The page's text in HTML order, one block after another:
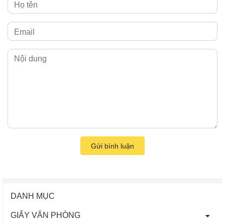
Gửi bình luận
DANH MỤC
GIẤY VĂN PHÒNG